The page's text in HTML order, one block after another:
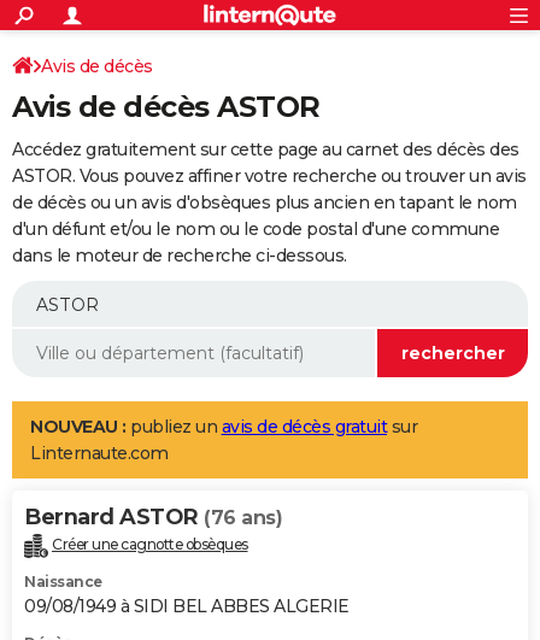
ACTUALITÉS
Politique
Société
Faits Divers
Education
Monde
Villes
+
SPORT
Coupe du monde 2026
Football
Tennis
Cyclisme
Rugby
Forum
Programme TV
TNT
Streaming
Cinéma
Sorties cinéma
Musique
+
FINANCE
Retraite
Impôts
Epargne
Immobilier
Risques naturels par ville
Banque
Assurance
Crédit
AUTO
Essais
Réserver un essai
Citadines
Berlines
SUV
Forum auto
+
Mobiles
Meilleur smartphone
Internet
Ordinateurs
Jeux vidéo
Guide high-tech
Aménagement intérieur
LIFESTYLE
Art de vivre
Bien-être
Loisirs
Mode
Modes de vie
Alimentation
Guide de la santé
Maladies
Médicaments
Sommeil
VOYAGE
Destinations
City break
Voyage nature
Voyage de noces
Forum
Climat
+PHOTO
GUIDES D'ACHAT
Avis de décès
Avis de décès ASTOR
Accédez gratuitement sur cette page au carnet des décès des
ASTOR. Vous pouvez affiner votre recherche ou trouver un avis
de décès ou un avis d'obsèques plus ancien en tapant le nom
d'un défunt et/ou le nom ou le code postal d'une commune
dans le moteur de recherche ci-dessous.
NOUVEAU : publiez un avis de décès gratuitsur
Linternaute.com
Bernard ASTOR (76 ans)
Créer une cagnotte obsèques
Naissance
09/08/1949 à SIDI BEL ABBES ALGERIE